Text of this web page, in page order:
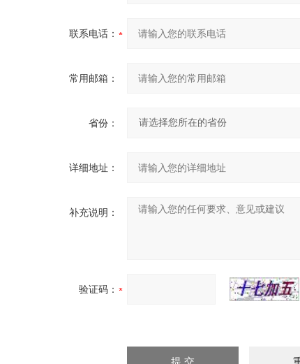
联系电话：
常用邮箱：
省份：
详细地址：
补充说明：
验证码：